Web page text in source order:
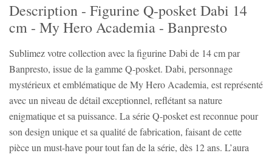
Description - Figurine Q-posket Dabi 14
cm - My Hero Academia - Banpresto
Sublimez votre collection avec la figurine Dabi de 14 cm par
Banpresto, issue de la gamme Q-posket. Dabi, personnage
mystérieux et emblématique de My Hero Academia, est représenté
avec un niveau de détail exceptionnel, reflétant sa nature
enigmatique et sa puissance. La série Q-posket est reconnue pour
son design unique et sa qualité de fabrication, faisant de cette
pièce un must-have pour tout fan de la série, dès 12 ans. L’aura